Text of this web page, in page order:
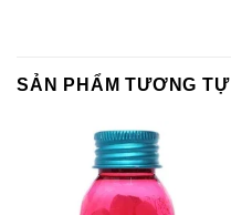
SẢN PHẨM TƯƠNG TỰ